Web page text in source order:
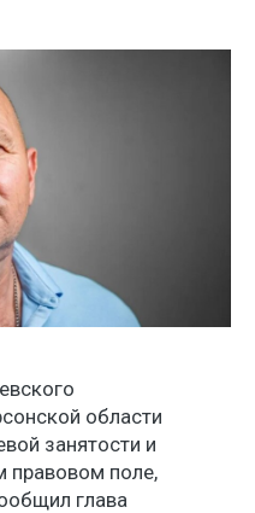
области
занятости и
правовом поле,
глава